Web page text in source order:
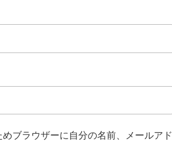
ブラウザーに自分の名前、メールアド